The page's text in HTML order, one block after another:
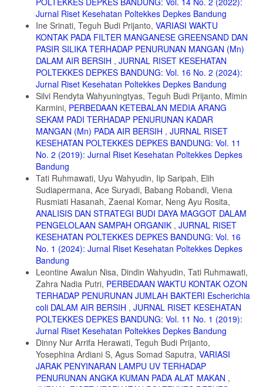
Jurnal Riset Kesehatan Poltekkes Depkes Bandung
Ine Srinati, Teguh Budi Prijanto, VARIASI WAKTU
KONTAK PADA FILTER MANGANESE GREENSAND DAN
PASIR SILIKA TERHADAP PENURUNAN MANGAN (Mn)
DALAM AIR BERSIH , JURNAL RISET KESEHATAN
POLTEKKES DEPKES BANDUNG: Vol. 16 No. 2 (2024):
Jurnal Riset Kesehatan Poltekkes Depkes Bandung
Silvi Rendyta Wahyuningtyas, Teguh Budi Prijanto, Mimin
Karmini, PERBEDAAN KETEBALAN MEDIA ARANG
SEKAM PADI TERHADAP PENURUNAN KADAR
MANGAN (Mn) PADA AIR BERSIH , JURNAL RISET
KESEHATAN POLTEKKES DEPKES BANDUNG: Vol. 11
No. 2 (2019): Jurnal Riset Kesehatan Poltekkes Depkes
Bandung
Tati Ruhmawati, Uyu Wahyudin, Iip Saripah, Elih
Sudiapermana, Ace Suryadi, Babang Robandi, Viena
Rusmiati Hasanah, Zaenal Komar, Neng Ayu Rosita,
ANALISIS DAN STRATEGI BUDI DAYA MAGGOT DALAM
PENGELOLAAN SAMPAH ORGANIK , JURNAL RISET
KESEHATAN POLTEKKES DEPKES BANDUNG: Vol. 16
No. 1 (2024): Jurnal Riset Kesehatan Poltekkes Depkes
Bandung
Leontine Awalun Nisa, Dindin Wahyudin, Tati Ruhmawati,
Zahra Nadia Putri, PERBEDAAN WAKTU KONTAK OZON
TERHADAP PENURUNAN JUMLAH BAKTERI Escherichia
coli DALAM AIR BERSIH , JURNAL RISET KESEHATAN
POLTEKKES DEPKES BANDUNG: Vol. 11 No. 1 (2019):
Jurnal Riset Kesehatan Poltekkes Depkes Bandung
Dinny Nur Arrifa Herawati, Teguh Budi Prijanto,
Yosephina Ardiani S, Agus Somad Saputra, VARIASI
JARAK PENYINARAN LAMPU UV TERHADAP
PENURUNAN ANGKA KUMAN PADA ALAT MAKAN ,